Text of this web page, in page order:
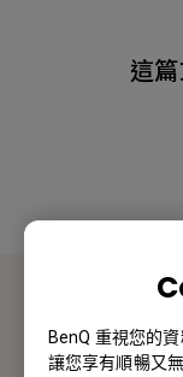
BenQ 重視您的
讓您享有順暢又
這